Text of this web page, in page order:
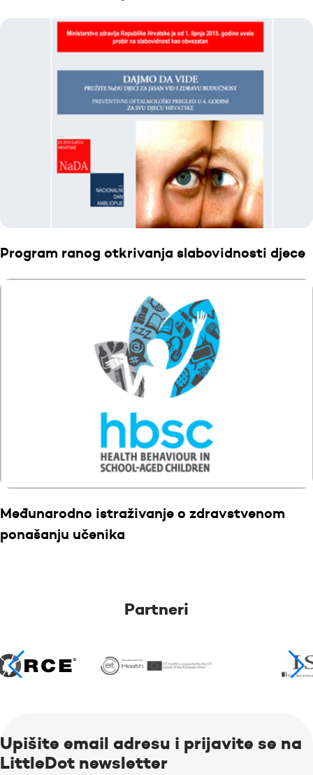
Program ranog otkrivanja slabovidnosti djece
Međunarodno istraživanje o zdravstvenom
ponašanju učenika
Partneri
Upišite email adresu i prijavite se na
LittleDot newsletter